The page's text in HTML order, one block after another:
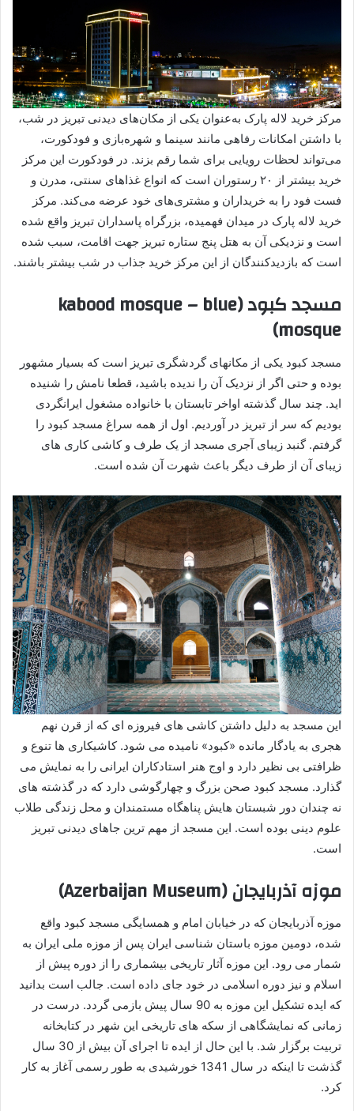
مرکز خرید لاله پارک به‌عنوان یکی از مکان‌های دیدنی تبریز در شب،
با داشتن امکانات رفاهی مانند سینما و شهره‌بازی و فودکورت،
می‌تواند لحظات رویایی برای شما رقم بزند. در فودکورت این مرکز
خرید بیشتر از ۲۰ رستوران است که انواع غذاهای سنتی، مدرن و
فست فود را به خریداران و مشتری‌های خود عرضه می‌کند. مرکز
خرید لاله پارک در میدان فهمیده، بزرگراه پاسداران تبریز واقع شده
است و نزدیکی آن به هتل پنج ستاره تبریز جهت اقامت، سبب شده
است که بازدیدکنندگان از این مرکز خرید جذاب در شب بیشتر باشند.
مسجد کبود (kabood mosque – blue
mosque)
مسجد کبود یکی از مکانهای گردشگری تبریز است که بسیار مشهور
بوده و حتی اگر از نزدیک آن را ندیده باشید، قطعا نامش را شنیده
اید. چند سال گذشته اواخر تابستان با خانواده مشغول ایرانگردی
بودیم که سر از تبریز در آوردیم. اول از همه سراغ مسجد کبود را
گرفتم. گنبد زیبای آجری مسجد از یک طرف و کاشی کاری های
زیبای آن از طرف دیگر باعث شهرت آن شده است.
این مسجد به دلیل داشتن کاشی های فیروزه ای که از قرن نهم
هجری به یادگار مانده «کبود» نامیده می شود. کاشیکاری ها تنوع و
ظرافتی بی نظیر دارد و اوج هنر استادکاران ایرانی را به نمایش می
گذارد. مسجد کبود صحن بزرگ و چهارگوشی دارد که در گذشته های
نه چندان دور شبستان هایش پناهگاه مستمندان و محل زندگی طلاب
علوم دینی بوده است. این مسجد از مهم ترین جاهای دیدنی تبریز
است.
موزه آذربایجان (Azerbaijan Museum)
موزه آذربایجان که در خیابان امام و همسایگی مسجد کبود واقع
شده، دومین موزه باستان شناسی ایران پس از موزه ملی ایران به
شمار می رود. این موزه آثار تاریخی بیشماری را از دوره پیش از
اسلام و نیز دوره اسلامی در خود جای داده است. جالب است بدانید
که ایده تشکیل این موزه به 90 سال پیش بازمی گردد. درست در
زمانی که نمایشگاهی از سکه های تاریخی این شهر در کتابخانه
تربیت برگزار شد. با این حال از ایده تا اجرای آن بیش از 30 سال
گذشت تا اینکه در سال 1341 خورشیدی به طور رسمی آغاز به کار
کرد.